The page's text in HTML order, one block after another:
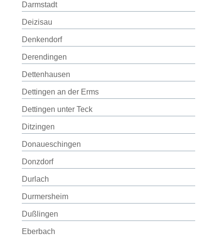
Darmstadt
Deizisau
Denkendorf
Derendingen
Dettenhausen
Dettingen an der Erms
Dettingen unter Teck
Ditzingen
Donaueschingen
Donzdorf
Durlach
Durmersheim
Dußlingen
Eberbach